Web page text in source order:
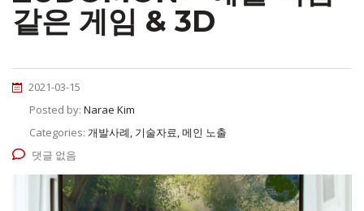
같은 게임 & 3D
2021-03-15
Posted by: Narae Kim
Categories: 개발사례, 기술자료, 메인 노출
댓글 없음